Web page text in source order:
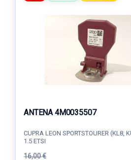
ANTENA 4M0035507
CUPRA LEON SPORTSTOURER (KL8,
1.5 ETSI
16,00 €